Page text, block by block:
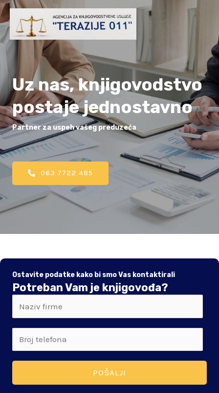
Uz nas, knjigovodstvo
postaje jednostavno
Partner za uspeh vašeg preduzeća
063 7722 485
Ostavite podatke kako bi smo Vas kontaktirali
Potreban Vam je knjigovođa?
POŠALJI